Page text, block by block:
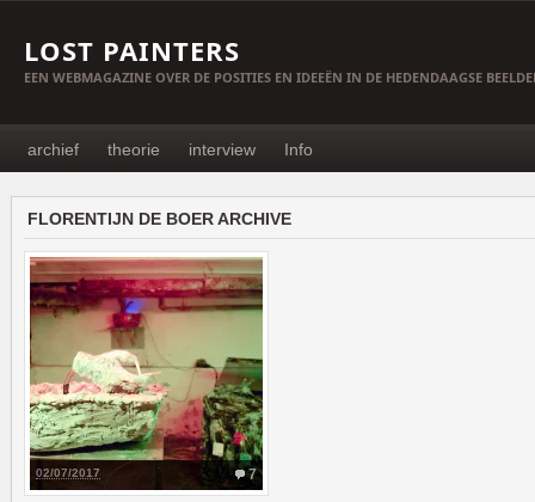
LOST PAINTERS
EEN WEBMAGAZINE OVER DE POSITIES EN IDEEËN IN DE HEDENDAAGSE
archief theorie interview Info
FLORENTIJN DE BOER ARCHIVE
7
02/07/2017